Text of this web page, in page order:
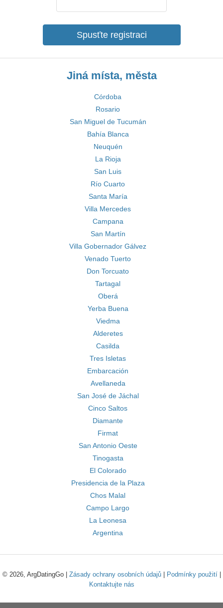
Spusťte registraci
Jiná místa, města
Córdoba
Rosario
San Miguel de Tucumán
Bahía Blanca
Neuquén
La Rioja
San Luis
Río Cuarto
Santa María
Villa Mercedes
Campana
San Martín
Villa Gobernador Gálvez
Venado Tuerto
Don Torcuato
Tartagal
Oberá
Yerba Buena
Viedma
Alderetes
Casilda
Tres Isletas
Embarcación
Avellaneda
San José de Jáchal
Cinco Saltos
Diamante
Firmat
San Antonio Oeste
Tinogasta
El Colorado
Presidencia de la Plaza
Chos Malal
Campo Largo
La Leonesa
Argentina
© 2026, ArgDatingGo | Zásady ochrany osobních údajů| Podmínky použití|
Kontaktujte nás